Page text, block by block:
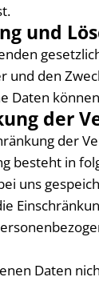
und
den
Daten
der
der
besteht in
uns
Daten